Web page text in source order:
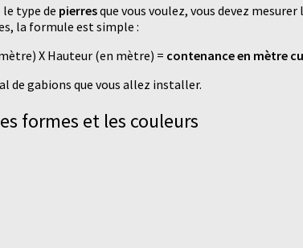
type de pierresque vous voulez, vous devez
la formule est simple :
X Hauteur (en mètre) = contenance en mètre
de gabions que vous allez installer.
formes et les couleurs